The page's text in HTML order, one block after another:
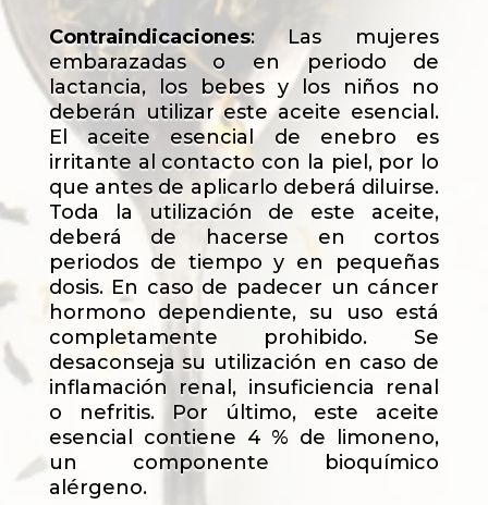
Contraindicaciones: Las mujeres
embarazadas o en periodo de
lactancia, los bebes y los niños no
deberán utilizar este aceite esencial.
El aceite esencial de enebro es
irritante al contacto con la piel, por lo
que antes de aplicarlo deberá diluirse.
Toda la utilización de este aceite,
deberá de hacerse en cortos
periodos de tiempo y en pequeñas
dosis. En caso de padecer un cáncer
hormono dependiente, su uso está
completamente prohibido. Se
desaconseja su utilización en caso de
inflamación renal, insuficiencia renal
o nefritis. Por último, este aceite
esencial contiene 4 % de limoneno,
un componente bioquímico
alérgeno.